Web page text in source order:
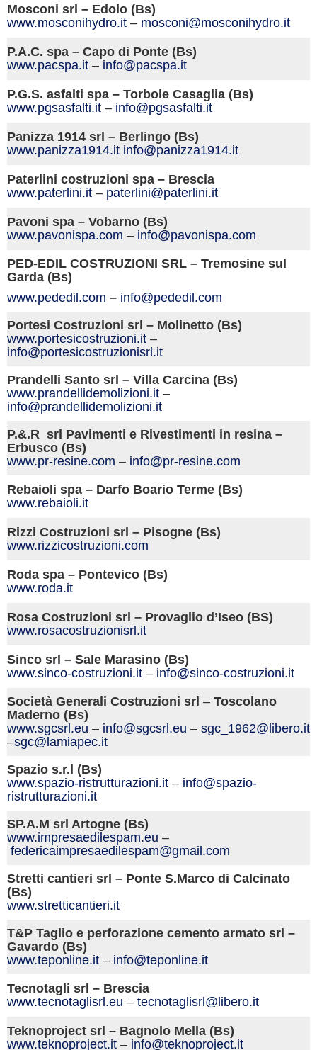
Mosconi srl – Edolo (Bs)
www.mosconihydro.it – mosconi@mosconihydro.it
P.A.C. spa – Capo di Ponte (Bs)
www.pacspa.it – info@pacspa.it
P.G.S. asfalti spa – Torbole Casaglia (Bs)
www.pgsasfalti.it – info@pgsasfalti.it
Panizza 1914 srl – Berlingo (Bs)
www.panizza1914.it info@panizza1914.it
Paterlini costruzioni spa – Brescia
www.paterlini.it – paterlini@paterlini.it
Pavoni spa – Vobarno (Bs)
www.pavonispa.com – info@pavonispa.com
PED-EDIL COSTRUZIONI SRL – Tremosine sul
Garda (Bs)
www.pededil.com – info@pededil.com
Portesi Costruzioni srl – Molinetto (Bs)
www.portesicostruzioni.it –
info@portesicostruzionisrl.it
Prandelli Santo srl – Villa Carcina (Bs)
www.prandellidemolizioni.it –
info@prandellidemolizioni.it
P.&.R srl Pavimenti e Rivestimenti in resina –
Erbusco (Bs)
www.pr-resine.com – info@pr-resine.com
Rebaioli spa – Darfo Boario Terme (Bs)
www.rebaioli.it
Rizzi Costruzioni srl – Pisogne (Bs)
www.rizzicostruzioni.com
Roda spa – Pontevico (Bs)
www.roda.it
Rosa Costruzioni srl – Provaglio d’Iseo (BS)
www.rosacostruzionisrl.it
Sinco srl – Sale Marasino (Bs)
www.sinco-costruzioni.it – info@sinco-costruzioni.it
Società Generali Costruzioni srl – Toscolano
Maderno (Bs)
www.sgcsrl.eu – info@sgcsrl.eu – sgc_1962@libero.it
–sgc@lamiapec.it
Spazio s.r.l (Bs)
www.spazio-ristrutturazioni.it – info@spazio-
ristrutturazioni.it
SP.A.M srl Artogne (Bs)
www.impresaedilespam.eu –
federicaimpresaedilespam@gmail.com
Stretti cantieri srl – Ponte S.Marco di Calcinato
(Bs)
www.stretticantieri.it
T&P Taglio e perforazione cemento armato srl –
Gavardo (Bs)
www.teponline.it – info@teponline.it
Tecnotagli srl – Brescia
www.tecnotaglisrl.eu – tecnotaglisrl@libero.it
Teknoproject srl – Bagnolo Mella (Bs)
www.teknoproject.it – info@teknoproject.it